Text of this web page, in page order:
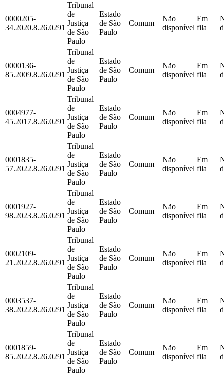
0000205-
34.2020.8.26.0291
Tribunal
de
Justiça
de São
Paulo
Estado
de São
Paulo
Comum
Não
disponível
Em
fila
0000136-
85.2009.8.26.0291
Tribunal
de
Justiça
de São
Paulo
Estado
de São
Paulo
Comum
Não
disponível
Em
fila
0004977-
45.2017.8.26.0291
Tribunal
de
Justiça
de São
Paulo
Estado
de São
Paulo
Comum
Não
disponível
Em
fila
0001835-
57.2022.8.26.0291
Tribunal
de
Justiça
de São
Paulo
Estado
de São
Paulo
Comum
Não
disponível
Em
fila
0001927-
98.2023.8.26.0291
Tribunal
de
Justiça
de São
Paulo
Estado
de São
Paulo
Comum
Não
disponível
Em
fila
0002109-
21.2022.8.26.0291
Tribunal
de
Justiça
de São
Paulo
Estado
de São
Paulo
Comum
Não
disponível
Em
fila
0003537-
38.2022.8.26.0291
Tribunal
de
Justiça
de São
Paulo
Estado
de São
Paulo
Comum
Não
disponível
Em
fila
0001859-
85.2022.8.26.0291
Tribunal
de
Justiça
de São
Paulo
Estado
de São
Paulo
Comum
Não
disponível
Em
fila